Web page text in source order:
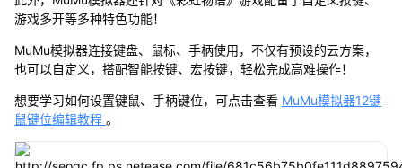
游戏多开等多种特色功能！
MuMu模拟器连接键盘、鼠标、手柄使用，不仅有预设的云方案，
也可以自定义，搭配智能按键、宏按键，轻松完成高难操作！
想要学习如何设置键鼠、手柄键位，可点击查看 MuMu模拟器12键
鼠键位编辑教程 。